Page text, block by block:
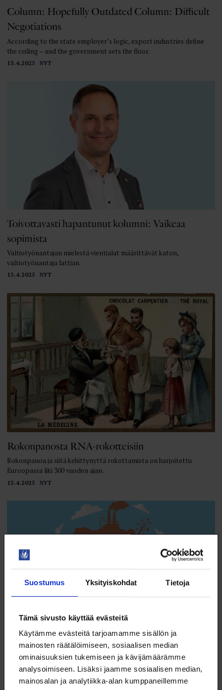
Suostumus Yksityiskohdat Tietoja
Tämä sivusto käyttää evästeitä
Käytämme evästeitä tarjoamamme sisällön ja
mainosten räätälöimiseen, sosiaalisen median
ominaisuuksien tukemiseen ja kävijämäärämme
analysoimiseen. Lisäksi jaamme sosiaalisen median,
mainosalan ja analytiikka-alan kumppaneillemme
13.4.2025 NYT
Column: Hopefully Outdated Column: Difficult
Negotiations
According to the state employer’s logic, export industries define
the ceiling – and the government sets the floor.
13.4.2025 NYT
Toivottavasti hapantunut kolumni: Vaikeaa
sopimista
Valtiotyönantajan mielestä vientialat määrittävät katon,
valtiotyönantaja lattian.
13.4.2025 NYT
Rokonpanosta RNA-rokotteisiin
Rokonpanoa ja siitä kehittynyttä rokottamista on harjoitettu
Euroopassa liki 300 vuoden ajan.
13.4.2025 NYT
Drill, baby, drill
Ilmastonsuojelulle ei kuulu juuri nyt hyvää.